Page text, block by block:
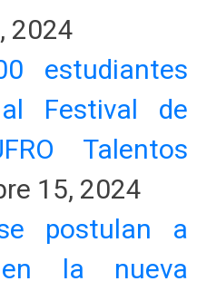
2024
estudiantes
Festival de
Talentos
15, 2024
postulan a
en la nueva